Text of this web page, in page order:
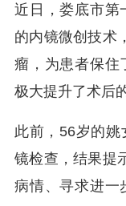
近日，娄底市第
的内镜微创技术
瘤，为患者保住
极大提升了术后
此前，56岁的姚
镜检查，结果提
病情、寻求进一